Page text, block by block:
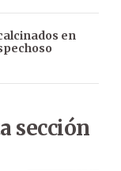
en
sección